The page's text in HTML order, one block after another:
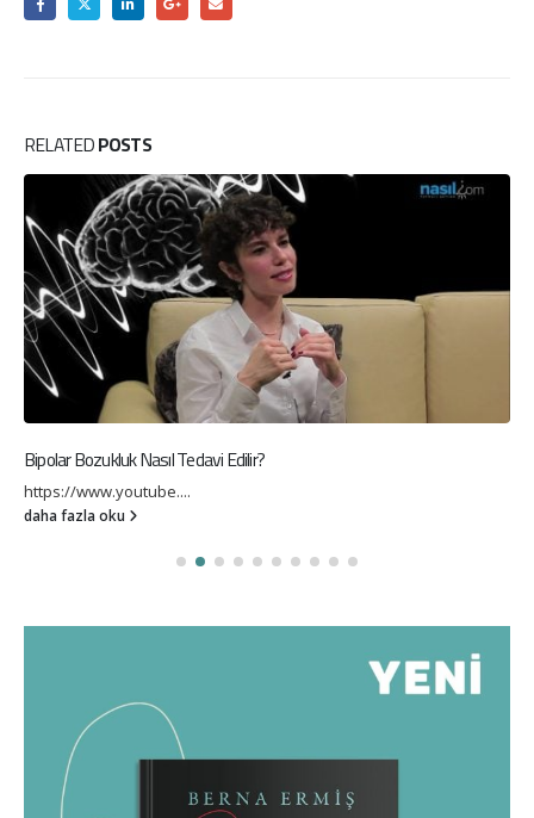
RELATEDPOSTS
Bipolar Bozukluk Nasıl Tedavi Edilir?
https://www.youtube....
daha fazla oku